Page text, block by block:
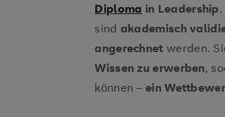
Diploma in Leadership
sind akademisch
angerechnet werden.
Wissen zu erwerben,
können –ein